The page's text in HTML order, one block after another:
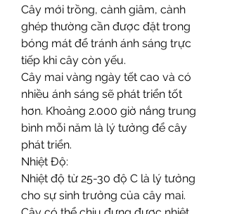
Cây mới trồng, cành giâm, cành
ghép thường cần được đặt trong
bóng mát để tránh ánh sáng trực
tiếp khi cây còn yếu.
Cây mai vàng ngày tết cao và có
nhiều ánh sáng sẽ phát triển tốt
hơn. Khoảng 2.000 giờ nắng trung
bình mỗi năm là lý tưởng để cây
phát triển.
Nhiệt Độ:
Nhiệt độ từ 25-30 độ C là lý tưởng
cho sự sinh trưởng của cây mai.